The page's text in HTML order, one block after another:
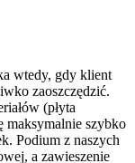
wtedy, gdy klient
zaoszczędzić.
(płyta
maksymalnie szybko
Podium z naszych
a zawieszenie